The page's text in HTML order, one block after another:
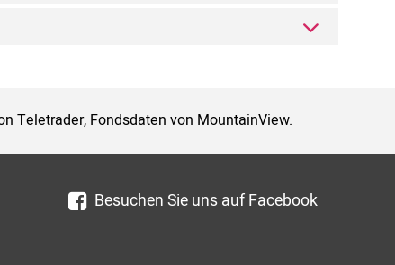
Teletrader, Fondsdaten von MountainView.
Besuchen Sie uns auf Facebook